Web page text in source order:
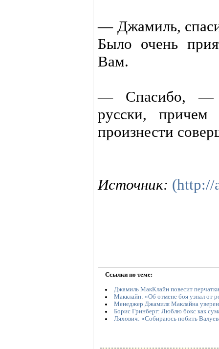
— Джамиль,
Было очень
Вам.
— Спасибо, —
русски, причем
произнести
Источник: (http://
Ссылки по теме:
Джамиль МакКлайн повесит перчатки
Макклайн: «Об отмене боя узнал от
Менеджер Джамиля Маклайна
Борис Гринберг: Люблю бокс как
Ляхович: «Собираюсь побить